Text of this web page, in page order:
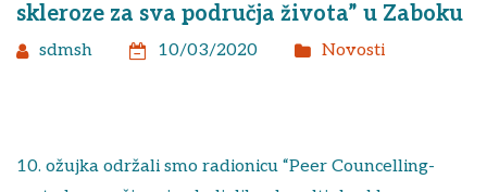
skleroze za sva područja života” u Zaboku
sdmsh 10/03/2020 Novosti
10. ožujka održali smo radionicu “Peer Councelling-